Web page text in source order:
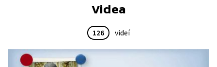
Videa
126 videí